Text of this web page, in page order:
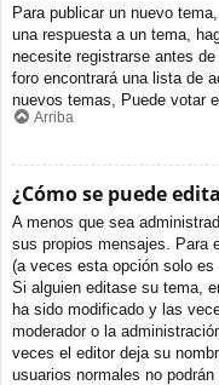
Para publicar un nuevo
una respuesta a un tema,
necesite registrarse antes
foro encontrará una lista de
nuevos temas, Puede votar
Arriba
¿Cómo se puede
A menos que sea
sus propios mensajes. Para
(a veces esta opción solo es
Si alguien editase su tema,
ha sido modificado y las
moderador o la
veces el editor deja su
usuarios normales no